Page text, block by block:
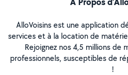
AlloVoisins est une application
services et à la location de
Rejoignez nos 4,5 millions de
professionnels, susceptibles de
!